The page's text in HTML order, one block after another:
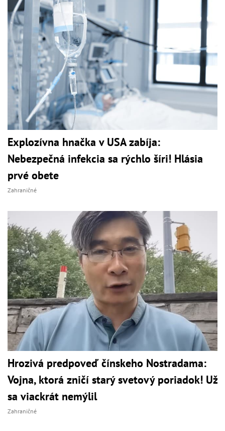
Explozívna hnačka v USA zabíja:
Nebezpečná infekcia sa rýchlo šíri! Hlásia
prvé obete
Zahraničné
Hrozivá predpoveď čínskeho Nostradama:
Vojna, ktorá zničí starý svetový poriadok! Už
sa viackrát nemýlil
Zahraničné